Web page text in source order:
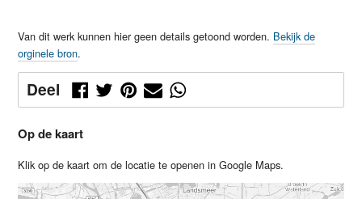
Van dit werk kunnen hier geen details getoond worden. Bekijk de
orginele bron.
Deel
Op de kaart
Klik op de kaart om de locatie te openen in Google Maps.